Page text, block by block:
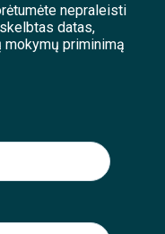
nepraleisti
datas,
priminimą